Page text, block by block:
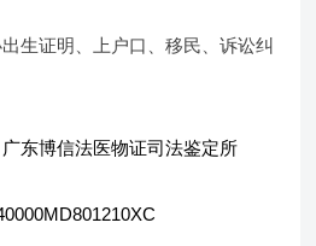
生证明、上户口、移民、诉讼纠
广东博信法医物证司法鉴定所